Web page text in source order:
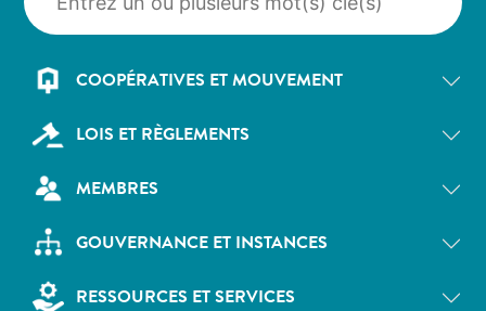
COOPÉRATIVES ET MOUVEMENT
LOIS ET RÈGLEMENTS
MEMBRES
GOUVERNANCE ET INSTANCES
RESSOURCES ET SERVICES